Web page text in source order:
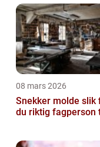
08 mars 2026
Snekker molde slik finner
du riktig fagperson